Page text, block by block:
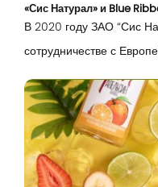
«Сис Натурал» и Blue
В 2020 году ЗАО “Сис
сотрудничестве с